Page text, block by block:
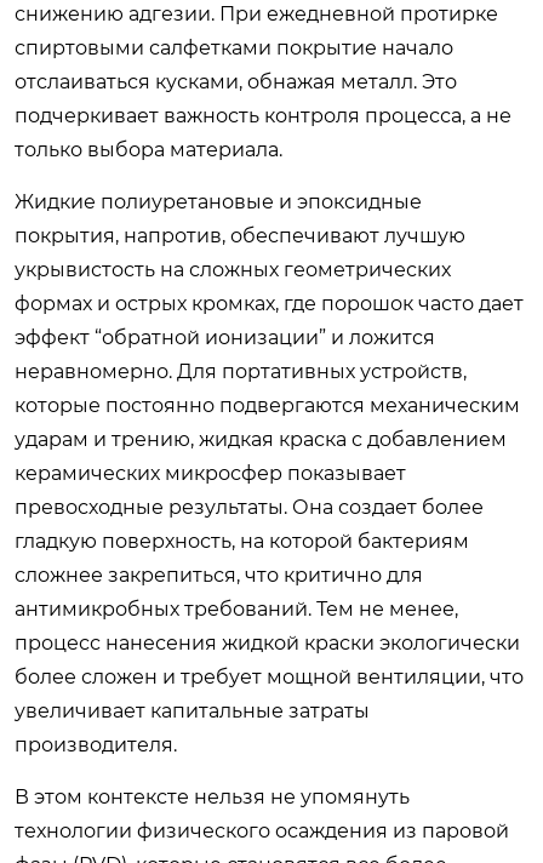
снижению адгезии. При ежедневной протирке
спиртовыми салфетками покрытие начало
отслаиваться кусками, обнажая металл. Это
подчеркивает важность контроля процесса, а не
только выбора материала.
Жидкие полиуретановые и эпоксидные
покрытия, напротив, обеспечивают лучшую
укрывистость на сложных геометрических
формах и острых кромках, где порошок часто дает
эффект “обратной ионизации” и ложится
неравномерно. Для портативных устройств,
которые постоянно подвергаются механическим
ударам и трению, жидкая краска с добавлением
керамических микросфер показывает
превосходные результаты. Она создает более
гладкую поверхность, на которой бактериям
сложнее закрепиться, что критично для
антимикробных требований. Тем не менее,
процесс нанесения жидкой краски экологически
более сложен и требует мощной вентиляции, что
увеличивает капитальные затраты
производителя.
В этом контексте нельзя не упомянуть
технологии физического осаждения из паровой